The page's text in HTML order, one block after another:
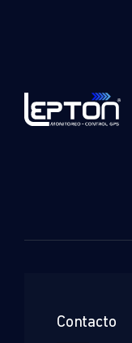
Contacto